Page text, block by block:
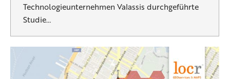
Technologieunternehmen Valassis durchgeführte
Studie…